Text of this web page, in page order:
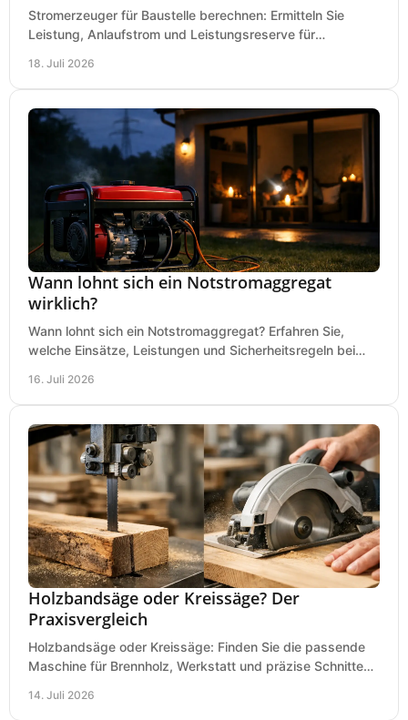
Stromerzeuger für Baustelle berechnen: Ermitteln Sie
Leistung, Anlaufstrom und Leistungsreserve für
18. Juli 2026
Wann lohnt sich ein Notstromaggregat
wirklich?
Wann lohnt sich ein Notstromaggregat? Erfahren Sie,
welche Einsätze, Leistungen und Sicherheitsregeln bei
16. Juli 2026
Holzbandsäge oder Kreissäge? Der
Praxisvergleich
Holzbandsäge oder Kreissäge: Finden Sie die passende
Maschine für Brennholz, Werkstatt und präzise Schnitte
14. Juli 2026